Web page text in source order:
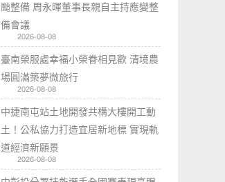
颱整備 周永暉董事長親自主持應變整
備會議
2026-08-08
臺南榮服處幸福小榮眷相見歡 清境農
場圓滿築夢微旅行
2026-08-08
中捷南屯站土地開發共構大樓開工動
土！公私協力打造宜居新地標 實現軌
道經濟新願景
2026-08-08